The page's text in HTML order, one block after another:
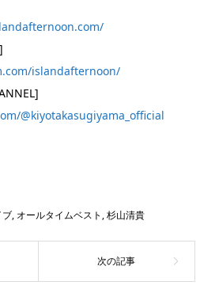
islandafternoon/
@kiyotakasugiyama_official
ブ, オールタイムベスト ,杉山清貴